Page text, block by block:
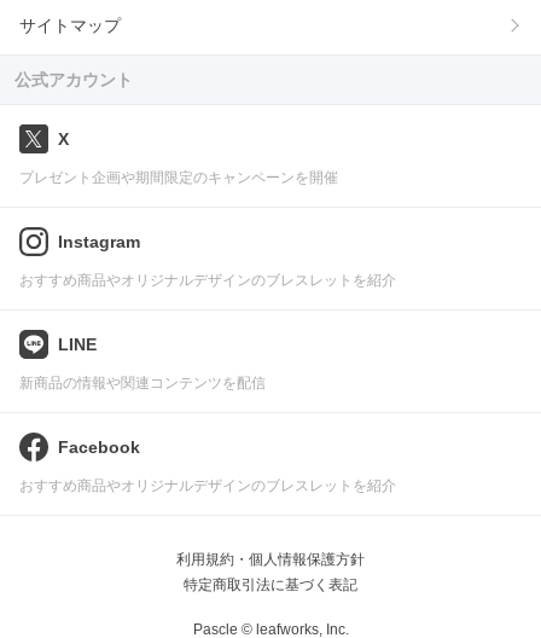
サイトマップ
公式アカウント
X
プレゼント企画や期間限定のキャンペーンを開催
Instagram
おすすめ商品やオリジナルデザインのブレスレットを紹介
LINE
新商品の情報や関連コンテンツを配信
Facebook
おすすめ商品やオリジナルデザインのブレスレットを紹介
利用規約・個人情報保護方針
特定商取引法に基づく表記
Pascle © leafworks, Inc.